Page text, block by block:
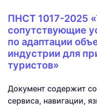
ПНСТ 1017-2025
сопутствующие
по адаптации
индустрии для
туристов»
Документ содержит
сервиса, навигации,